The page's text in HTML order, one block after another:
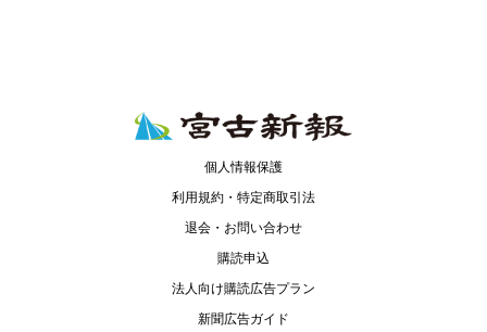
個人情報保護
利用規約・特定商取引法
退会・お問い合わせ
購読申込
法人向け購読広告プラン
新聞広告ガイド